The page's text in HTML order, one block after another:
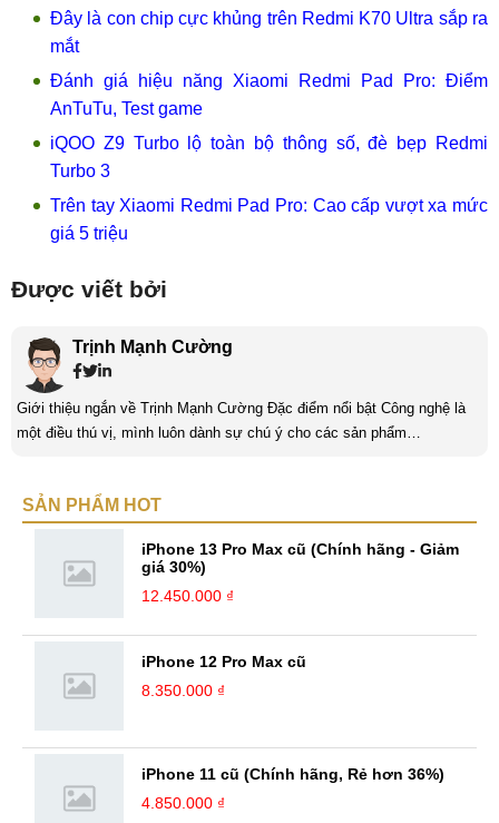
Đây là con chip cực khủng trên Redmi K70 Ultra sắp ra
mắt
Đánh giá hiệu năng Xiaomi Redmi Pad Pro: Điểm
AnTuTu, Test game
iQOO Z9 Turbo lộ toàn bộ thông số, đè bẹp Redmi
Turbo 3
Trên tay Xiaomi Redmi Pad Pro: Cao cấp vượt xa mức
giá 5 triệu
Được viết bởi
Trịnh Mạnh Cường
Giới thiệu ngắn về Trịnh Mạnh Cường Đặc điểm nổi bật Công nghệ là
một điều thú vị, mình luôn dành sự chú ý cho các sản phẩm
hiểu biết mới mẻ và thú vị. Tinh thần tự giác và sự chuyên nghiệp là
SẢN PHẨM HOT
iPhone 13 Pro Max cũ (Chính hãng - Giảm
giá 30%)
12.450.000 ₫
iPhone 12 Pro Max cũ
8.350.000 ₫
iPhone 11 cũ (Chính hãng, Rẻ hơn 36%)
4.850.000 ₫